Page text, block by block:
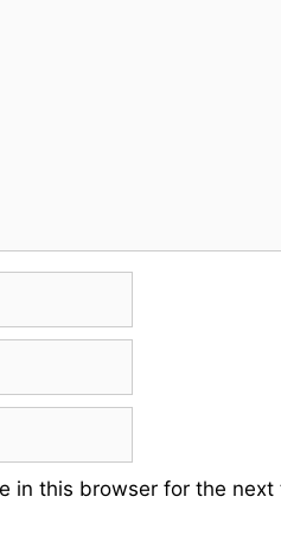
in this browser for the next